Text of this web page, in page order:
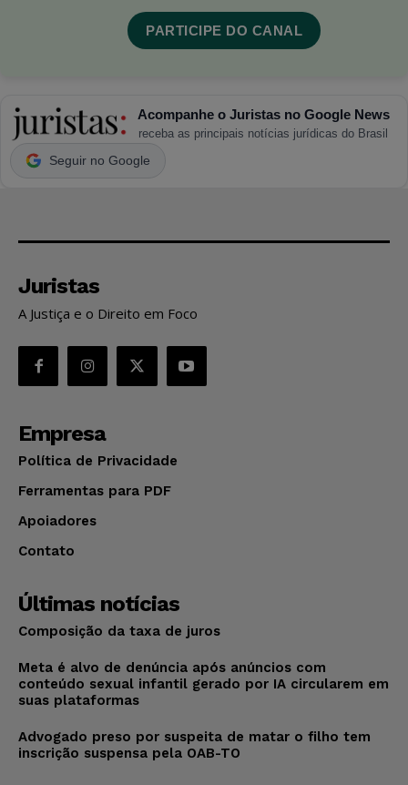
PARTICIPE DO CANAL
Acompanhe o Juristas no Google News
receba as principais notícias jurídicas do Brasil
Seguir no Google
Juristas
A Justiça e o Direito em Foco
Empresa
Política de Privacidade
Ferramentas para PDF
Apoiadores
Contato
Últimas notícias
Composição da taxa de juros
Meta é alvo de denúncia após anúncios com
conteúdo sexual infantil gerado por IA circularem em
suas plataformas
Advogado preso por suspeita de matar o filho tem
inscrição suspensa pela OAB-TO